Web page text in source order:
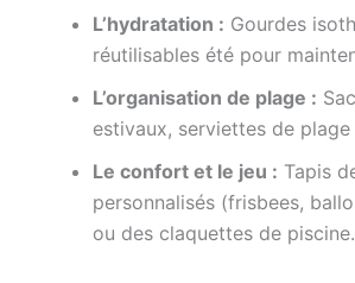
L’hydratation : Gourdes
réutilisables été pour
L’organisation de plage :
estivaux, serviettes de
Le confort et le jeu : Tapis
personnalisés (frisbees,
ou des claquettes de piscine.